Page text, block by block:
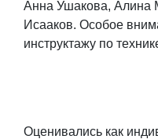
Анна Ушакова, Алина
Исааков. Особое
инструктажу по
Оценивались как